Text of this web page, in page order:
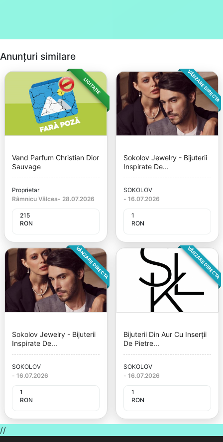
Anunțuri similare
LICITAȚIE
Vand Parfum Christian Dior
Sauvage
Proprietar
Râmnicu Vâlcea- 28.07.2026
215
RON
VÂNZARE DIRECTA
Sokolov Jewelry - Bijuterii
Inspirate De...
SOKOLOV
- 16.07.2026
1
RON
VÂNZARE DIRECTA
Sokolov Jewelry - Bijuterii
Inspirate De...
SOKOLOV
- 16.07.2026
1
RON
VÂNZARE DIRECTA
Bijuterii Din Aur Cu Inserții
De Pietre...
SOKOLOV
- 16.07.2026
1
RON
//